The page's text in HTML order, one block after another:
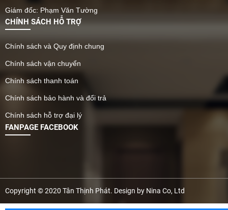
Giám đốc: Phạm Văn Tường
CHÍNH SÁCH HỖ TRỢ
Chính sách và Quy định chung
Chính sách vận chuyển
Chính sách thanh toán
Chính sách bảo hành và đổi trả
Chính sách hỗ trợ đại lý
FANPAGE FACEBOOK
Copyright © 2020 Tân Thịnh Phát. Design by Nina Co, Ltd